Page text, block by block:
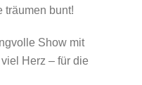
träumen bunt!
Show mit
Herz – für die